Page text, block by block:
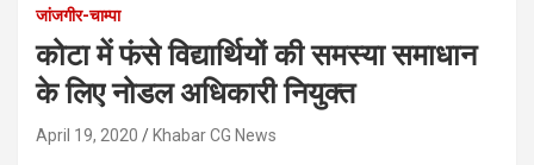
जांजगीर-चाम्पा
कोटा में फंसे विद्यार्थियों की समस्या समाधान
के लिए नोडल अधिकारी नियुक्त
April 19, 2020 Khabar CG News